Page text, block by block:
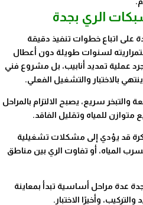
الري بجدة
على اتباع خطوات تنفيذ دقيقة
لسنوات طويلة دون أعطال
عملية تمديد أنابيب، بل مشروع فني
بالاختبار والتشغيل الفعلي.
والتبخر سريع، يصبح الالتزام بالمراحل
متوازن للمياه وتقليل الفاقد.
قد يؤدي إلى مشكلات تشغيلية
المياه، أو تفاوت الري بين مناطق
عدة مراحل أساسية تبدأ بمعاينة
وأخيرًا الاختبار.